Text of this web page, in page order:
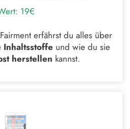
19€
erfährst du alles über
Inhaltsstoffe und wie du sie
herstellen kannst.